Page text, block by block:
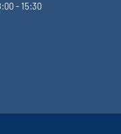
- 15:30